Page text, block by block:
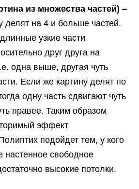
из множества частей) –
делят на 4 и больше частей.
узкие части
друг друга на
одна выше, другая чуть
Если же картину делят по
одну часть сдвигают чуть
правее. Таким образом
эффект
подойдет тем, у кого
настенное свободное
высокие потолки.